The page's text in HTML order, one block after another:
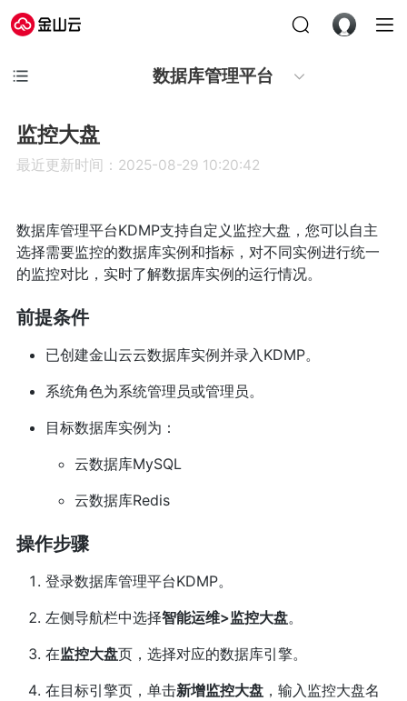
数据库管理平台
监控大盘
最近更新时间：2025-08-29 10:20:42
数据库管理平台KDMP支持自定义监控大盘，您可以自主
选择需要监控的数据库实例和指标，对不同实例进行统一
的监控对比，实时了解数据库实例的运行情况。
前提条件
已创建金山云云数据库实例并录入KDMP。
系统角色为系统管理员或管理员。
目标数据库实例为：
云数据库MySQL
云数据库Redis
操作步骤
登录数据库管理平台KDMP。
左侧导航栏中选择智能运维>监控大盘。
在监控大盘页，选择对应的数据库引擎。
在目标引擎页，单击新增监控大盘，输入监控大盘名